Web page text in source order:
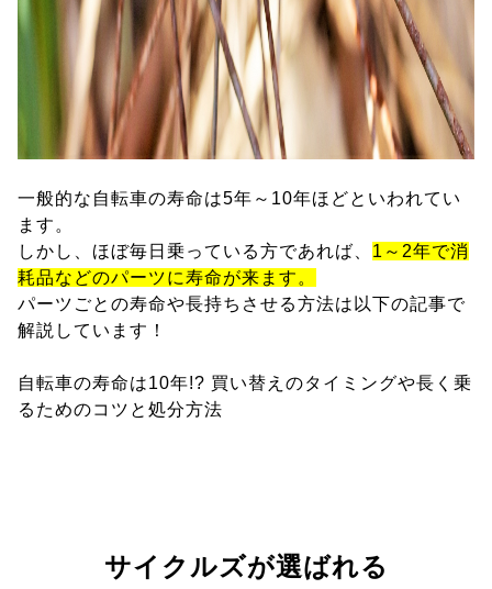
一般的な自転車の寿命は5年～10年ほどといわれてい
ます。
しかし、ほぼ毎日乗っている方であれば、 1～2年で消
耗品などのパーツに寿命が来ます。
パーツごとの寿命や長持ちさせる方法は以下の記事で
解説しています！
自転車の寿命は10年!? 買い替えのタイミングや長く乗
るためのコツと処分方法
サイクルズが選ばれる